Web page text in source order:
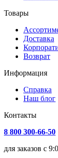
Товары
Доставка
Возврат
Информация
Справка
Наш блог
Контакты
8 800 300-66-50
для заказов с